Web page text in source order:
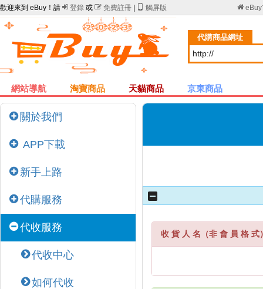
歡迎來到 eBuy！請  登錄 或  免費註冊 觸屏版 eBuy
代購商品網址
網站導航 淘寶商品 天貓商品 京東商品
關於我們
APP下載
新手上路
代購服務
代收服務
代收中心
如何代收
收 貨 人 名（非 會 員 格 式